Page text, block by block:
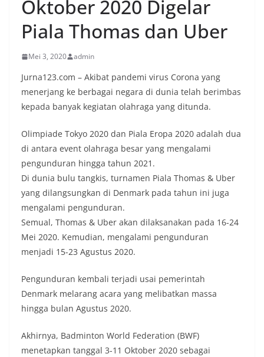
Oktober 2020 Digelar
Piala Thomas dan Uber
Mei 3, 2020 admin
Jurna123.com – Akibat pandemi virus Corona yang
menerjang ke berbagai negara di dunia telah berimbas
kepada banyak kegiatan olahraga yang ditunda.
Olimpiade Tokyo 2020 dan Piala Eropa 2020 adalah dua
di antara event olahraga besar yang mengalami
pengunduran hingga tahun 2021.
Di dunia bulu tangkis, turnamen Piala Thomas & Uber
yang dilangsungkan di Denmark pada tahun ini juga
mengalami pengunduran.
Semual, Thomas & Uber akan dilaksanakan pada 16-24
Mei 2020. Kemudian, mengalami pengunduran
menjadi 15-23 Agustus 2020.
Pengunduran kembali terjadi usai pemerintah
Denmark melarang acara yang melibatkan massa
hingga bulan Agustus 2020.
Akhirnya, Badminton World Federation (BWF)
menetapkan tanggal 3-11 Oktober 2020 sebagai